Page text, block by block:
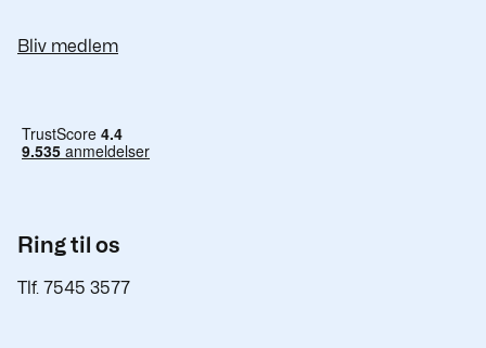
Bliv medlem
Ring til os
Tlf. 7545 3577